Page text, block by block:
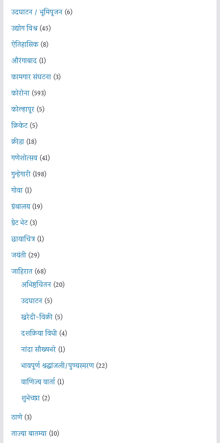
उदघाटन / भूमिपूजन(6)
उद्योग विश्व(45)
ऐतिहासिक(8)
औरंगाबाद(1)
कामगार संघटना(3)
कोरोना(593)
कोल्हापूर(5)
क्रिकेट(5)
क्रीडा(18)
गणेशोत्सव(41)
गुन्हेगारी(198)
गोवा(1)
ग्रंथालय(19)
ग्रेट भेट(3)
छायाचित्र(1)
जयंती(29)
जाहिरात(68)
अभिष्ठचिंतन(20)
उदघाटन(5)
खरेदी-विक्री(5)
दशक्रिया विधी(4)
नांदा सौख्यभरे(1)
भावपूर्ण श्रद्धांजली/पुण्यस्मरण(22)
वाणिज्य वार्ता(1)
शुभेच्छा(2)
ठाणे(3)
ताज्या बातम्या(10)